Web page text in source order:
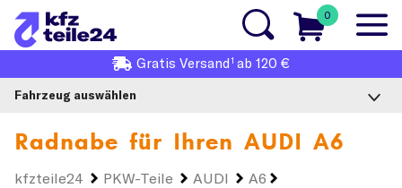
0
Gratis Versand1 ab 120 €
Fahrzeug auswählen
Radnabe für Ihren AUDI A6
kfzteile24 PKW-Teile AUDI
A6